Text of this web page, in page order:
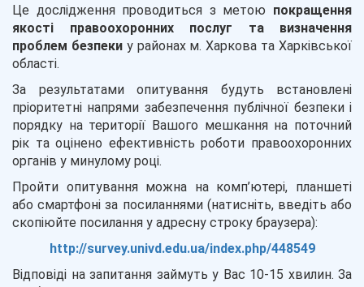
Це дослідження проводиться з метою покращення
якості правоохоронних послуг та визначення
проблем безпекиу районах м. Харкова та Харківської
області.
За результатами опитування будуть встановлені
пріоритетні напрями забезпечення публічної безпеки і
порядку на території Вашого мешкання на поточний
рік та оцінено ефективність роботи правоохоронних
органів у минулому році.
Пройти опитування можна на комп’ютері, планшеті
або смартфоні за посиланнями (натисніть, введіть або
скопіюйте посилання у адресну строку браузера):
http://survey.univd.edu.ua/index.php/448549
Відповіді на запитання займуть у Вас 10-15 хвилин. За